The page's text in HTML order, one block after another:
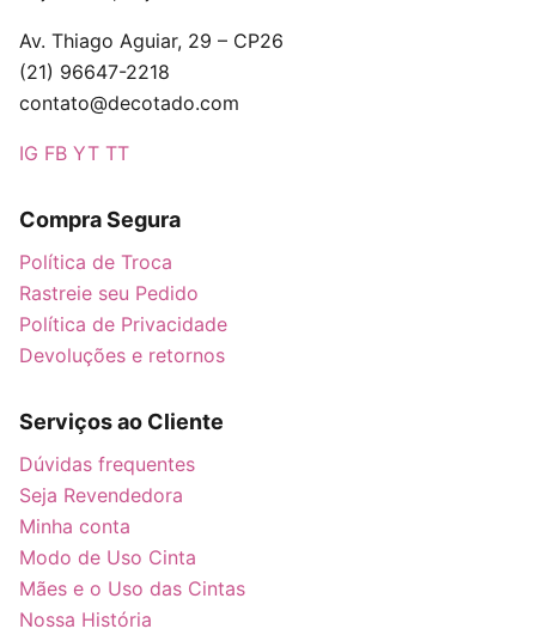
Av. Thiago Aguiar, 29 – CP26
(21) 96647-2218
contato@decotado.com
IG FB YT TT
Compra Segura
Política de Troca
Rastreie seu Pedido
Política de Privacidade
Devoluções e retornos
Serviços ao Cliente
Dúvidas frequentes
Seja Revendedora
Minha conta
Modo de Uso Cinta
Mães e o Uso das Cintas
Nossa História